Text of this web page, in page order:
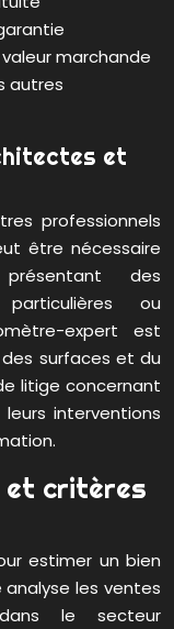
marchande
autres
et
professionnels
être nécessaire
des
particulières ou
expert est
surfaces et du
litige concernant
interventions
et critères
estimer un bien
les ventes
le secteur